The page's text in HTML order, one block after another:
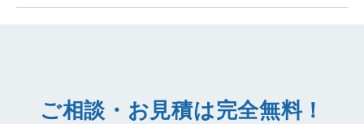
ご相談・お見積は完全無料！